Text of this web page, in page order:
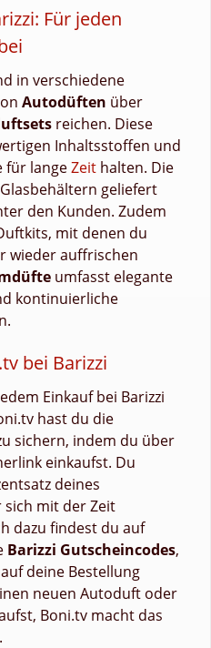
Für jeden
in verschiedene
Autodüften über
reichen. Diese
Inhaltsstoffen und
für langeZeit halten. Die
geliefert
den Kunden. Zudem
mit denen du
wieder auffrischen
umfasst elegante
kontinuierliche
bei Barizzi
Einkauf bei Barizzi
hast du die
sichern, indem du über
einkaufst. Du
deines
sich mit der Zeit
dazu findest du auf
Barizzi Gutscheincodes,
deine Bestellung
neuen Autoduft oder
Boni.tv macht das